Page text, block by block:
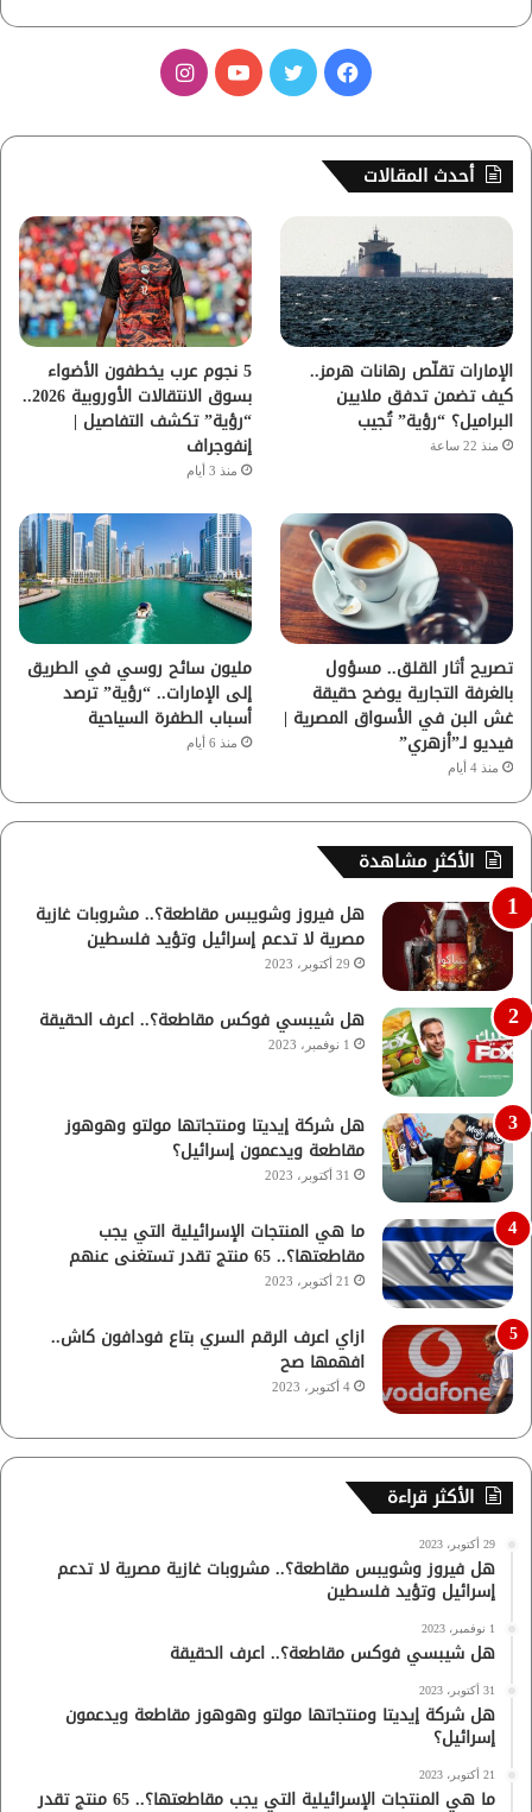
س
ب
ك
ي
و
ب
ت
ق
ر
م
أحدث المقالات
الإمارات تقلّص رهانات هرمز..
كيف تضمن تدفق ملايين
البراميل؟ “رؤية” تُجيب
منذ 22 ساعة
5 نجوم عرب يخطفون الأضواء
بسوق الانتقالات الأوروبية 2026..
“رؤية” تكشف التفاصيل |
إنفوجراف
منذ 3 أيام
تصريح أثار القلق.. مسؤول
بالغرفة التجارية يوضح حقيقة
غش البن في الأسواق المصرية |
فيديو لـ”أزهري”
منذ 4 أيام
مليون سائح روسي في الطريق
إلى الإمارات.. “رؤية” ترصد
أسباب الطفرة السياحية
منذ 6 أيام
الأكثر مشاهدة
هل فيروز وشويبس مقاطعة؟.. مشروبات غازية
مصرية لا تدعم إسرائيل وتؤيد فلسطين
29 أكتوبر، 2023
هل شيبسي فوكس مقاطعة؟.. اعرف الحقيقة
1 نوفمبر، 2023
هل شركة إيديتا ومنتجاتها مولتو وهوهوز
مقاطعة ويدعمون إسرائيل؟
31 أكتوبر، 2023
ما هي المنتجات الإسرائيلية التي يجب
مقاطعتها؟.. 65 منتج تقدر تستغنى عنهم
21 أكتوبر، 2023
ازاي اعرف الرقم السري بتاع فودافون كاش..
افهمها صح
4 أكتوبر، 2023
الأكثر قراءة
29 أكتوبر، 2023
هل فيروز وشويبس مقاطعة؟.. مشروبات غازية مصرية لا تدعم
إسرائيل وتؤيد فلسطين
1 نوفمبر، 2023
هل شيبسي فوكس مقاطعة؟.. اعرف الحقيقة
31 أكتوبر، 2023
هل شركة إيديتا ومنتجاتها مولتو وهوهوز مقاطعة ويدعمون
إسرائيل؟
21 أكتوبر، 2023
ما هي المنتجات الإسرائيلية التي يجب مقاطعتها؟.. 65 منتج تقدر